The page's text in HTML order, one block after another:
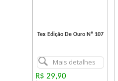
Tex Edição De Ouro Nº 107
Mais detalhes
R$ 29,90